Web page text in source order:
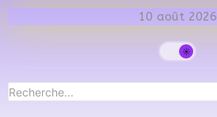
10 août 2026